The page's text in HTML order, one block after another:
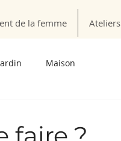
de la femme
Maison